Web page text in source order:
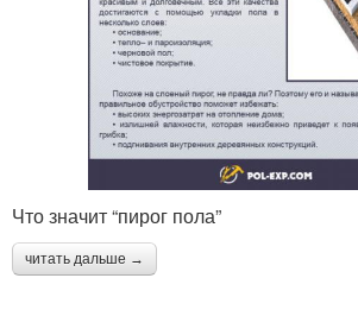
Что значит “пирог пола”
читать дальше →